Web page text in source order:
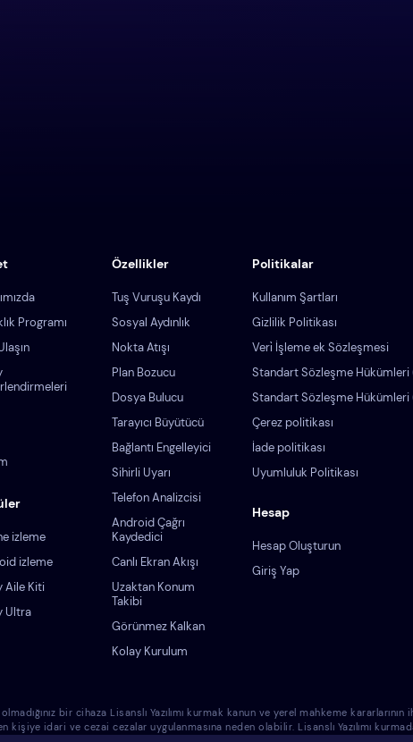
Programı
izleme
izleme
Aile Kiti
Ultra
Hesap
Hesap Oluşturun
Giriş Yap
Politikalar
Kullanım Şartları
Gizlilik Politikası
Veri̇ İşleme ek Sözleşmesi
Standart Sözleşme Hükümleri
Standart Sözleşme Hükümleri
Çerez politikası
İade politikası
Uyumluluk Politikası
Özellikler
Tuş Vuruşu Kaydı
Sosyal Aydınlık
Nokta Atışı
Plan Bozucu
Dosya Bulucu
Tarayıcı Büyütücü
Bağlantı Engelleyici
Sihirli Uyarı
Telefon Analizcisi
Android Çağrı
Kaydedici
Canlı Ekran Akışı
Uzaktan Konum
Takibi
Görünmez Kalkan
Kolay Kurulum
bir cihaza Lisanslı Yazılımı kurmak kanun ve yerel mahkeme kararlarının
idari ve cezai cezalar uygulanmasına neden olabilir. Lisanslı Yazılımı